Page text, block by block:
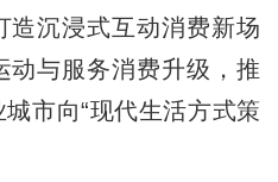
造沉浸式互动消费新场
动与服务消费升级，推
市向“现代生活方式策